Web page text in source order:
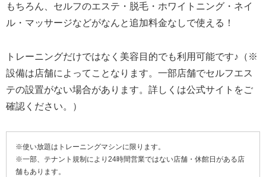
もちろん、セルフのエステ・脱毛・ホワイトニング・ネイ
ル・マッサージなどがなんと追加料金なしで使える！
トレーニングだけではなく美容目的でも利用可能です♪（※
設備は店舗によってことなります。一部店舗でセルフエス
テの設置がない場合があります。詳しくは公式サイトをご
確認ください。）
※使い放題はトレーニングマシンに限ります。
※一部、テナント規制により24時間営業ではない店舗・休館日がある店
舗もあります。